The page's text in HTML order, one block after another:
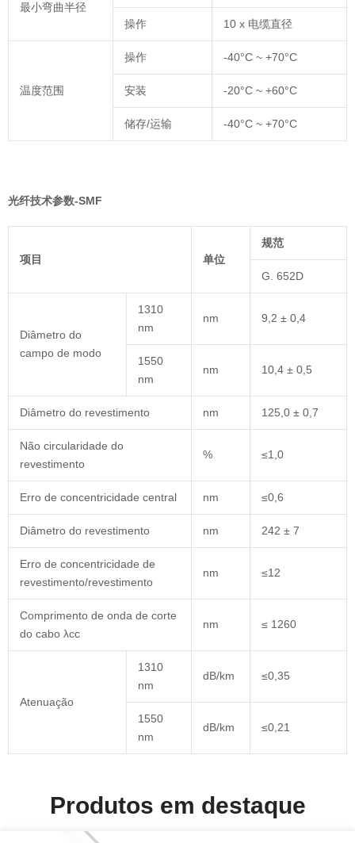
最小弯曲半径
操作
10 x 电缆直径
温度范围
操作 -40°C ~ +70°C
安装 -20°C ~ +60°C
储存/运输 -40°C ~ +70°C
光纤技术参数-SMF
项目 单位
规范
G. 652D
Diâmetro do
campo de modo
1310
nm
nm 9,2 ± 0,4
1550
nm
nm 10,4 ± 0,5
Diâmetro do revestimento nm 125,0 ± 0,7
Não circularidade do
revestimento
% ≤1,0
Erro de concentricidade central nm ≤0,6
Diâmetro do revestimento nm 242 ± 7
Erro de concentricidade de
revestimento/revestimento
nm ≤12
Comprimento de onda de corte
do cabo λcc
nm ≤ 1260
Atenuação
1310
nm
dB/km ≤0,35
1550
nm
dB/km ≤0,21
Produtos em destaque